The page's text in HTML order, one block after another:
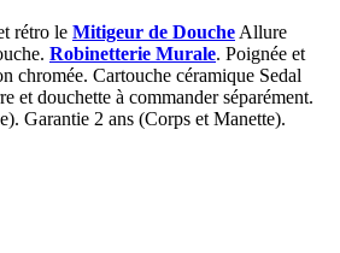
rétro le Mitigeur de DoucheAllure
Robinetterie Murale. Poignée et
chromée. Cartouche céramique Sedal
et douchette à commander séparément.
Garantie 2 ans (Corps et Manette).